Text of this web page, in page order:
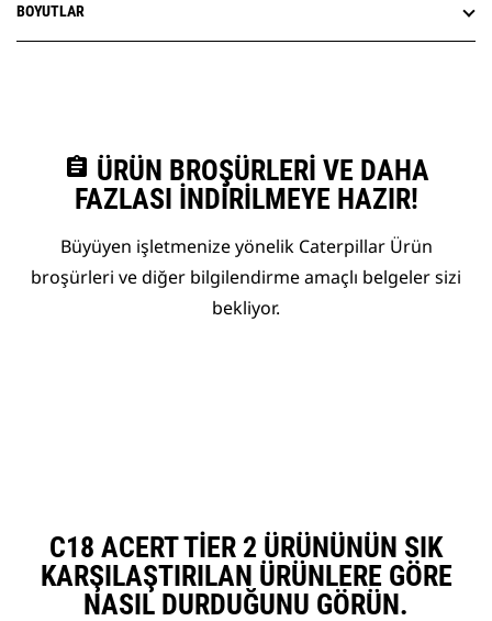
BOYUTLAR
assignment ÜRÜN BROŞÜRLERI VE DAHA
FAZLASI İNDIRILMEYE HAZIR!
Büyüyen işletmenize yönelik Caterpillar Ürün
broşürleri ve diğer bilgilendirme amaçlı belgeler sizi
bekliyor.
C18 ACERT TIER 2 ÜRÜNÜNÜN SIK
KARŞILAŞTIRILAN ÜRÜNLERE GÖRE
NASIL DURDUĞUNU GÖRÜN.